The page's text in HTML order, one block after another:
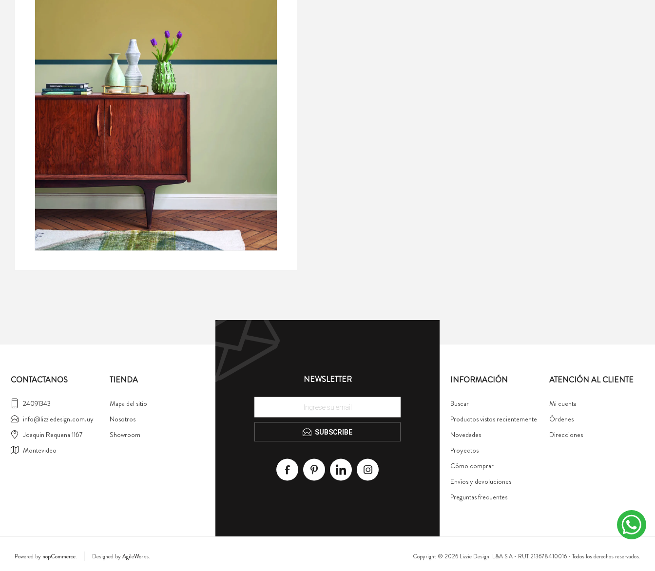
NEWSLETTER
SUBSCRIBE
CONTACTANOS
24091343
info@lizziedesign.com.uy
Joaquin Requena 1167
Montevideo
TIENDA
Mapa del sitio
Nosotros
Showroom
INFORMACIÓN
Buscar
Productos vistos recientemente
Novedades
Proyectos
Cómo comprar
Envíos y devoluciones
Preguntas frecuentes
ATENCIÓN AL CLIENTE
Mi cuenta
Órdenes
Direcciones
Powered by nopCommerce. Designed byAgileWorks. Copyright ® 2026 Lizzie Design. L&A S.A - RUT 213678410016 - Todos los derechos reservados.